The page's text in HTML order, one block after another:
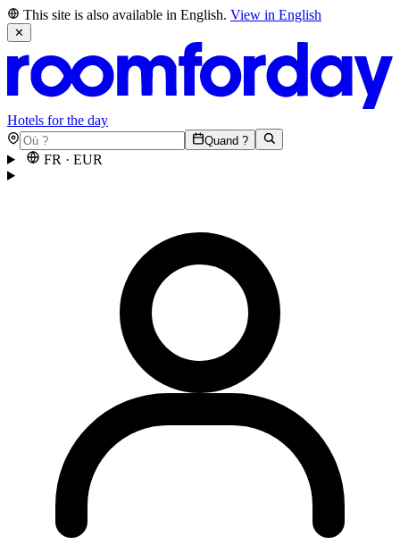
This site is also available in English. View in English
✕
Hotels for the day
Quand ?
FR · EUR